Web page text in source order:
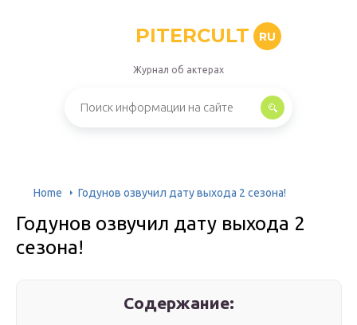
PITERCULT RU
Журнал об актерах
Home Годунов озвучил дату выхода 2 сезона!
Годунов озвучил дату выхода 2
сезона!
Содержание: